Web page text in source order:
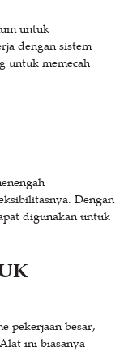
untuk
dengan sistem
untuk memecah
Dengan
digunakan untuk
pekerjaan besar,
ini biasanya